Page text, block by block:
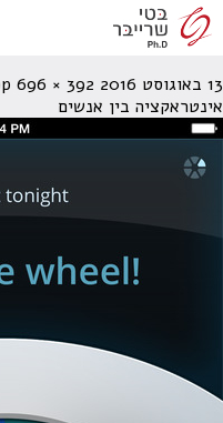
Decided App
13 באוגוסט 2016 392 × 696
אינטראקציה בין אנשים